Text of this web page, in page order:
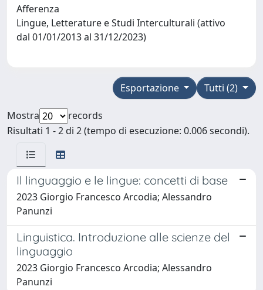
Afferenza
Lingue, Letterature e Studi Interculturali (attivo
dal 01/01/2013 al 31/12/2023)
Tutti (2)
Esportazione
Mostra
records
Risultati 1 - 2 di 2 (tempo di esecuzione: 0.006 secondi).
Il linguaggio e le lingue: concetti di base
2023 Giorgio Francesco Arcodia; Alessandro
Panunzi
Linguistica. Introduzione alle scienze del
linguaggio
2023 Giorgio Francesco Arcodia; Alessandro
Panunzi